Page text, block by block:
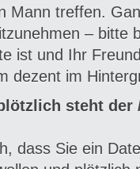
Mann treffen.
– bitte
ist und Ihr
dezent im
steht der
dass Sie ein